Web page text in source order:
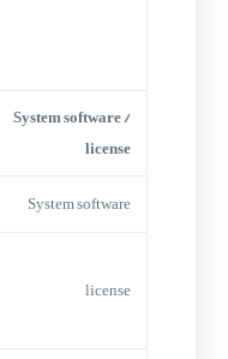
System software /
license
System software
license